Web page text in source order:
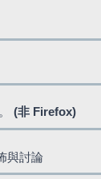
(非 Firefox)
與討論